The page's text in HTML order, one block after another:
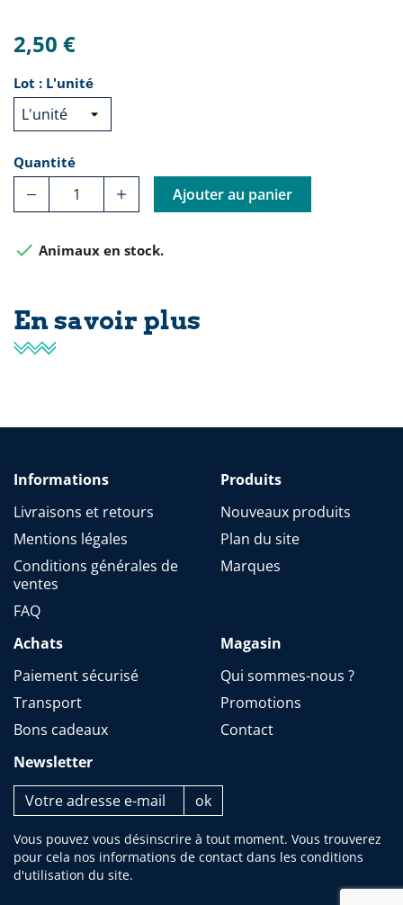
2,50 €
Lot : L'unité
Quantité
Ajouter au panier
 Animaux en stock.
En savoir plus
Informations
Livraisons et retours
Mentions légales
Conditions générales de
ventes
FAQ
Produits
Nouveaux produits
Plan du site
Marques
Achats
Paiement sécurisé
Transport
Bons cadeaux
Magasin
Qui sommes-nous ?
Promotions
Contact
Newsletter
Vous pouvez vous désinscrire à tout moment. Vous trouverez
pour cela nos informations de contact dans les conditions
d'utilisation du site.